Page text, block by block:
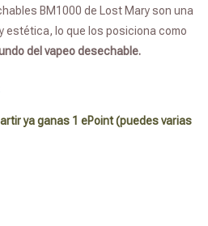
BM1000 de Lost Mary son una
estética, lo que los posiciona como
del vapeo desechable.
ya ganas 1 ePoint (puedes varias